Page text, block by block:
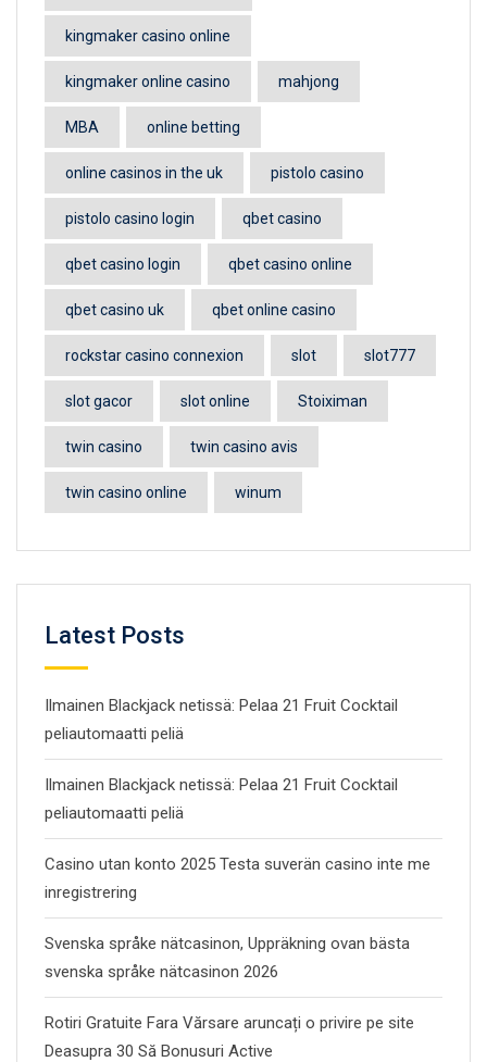
kingmaker casino online
kingmaker online casino mahjong
MBA online betting
online casinos in the uk pistolo casino
pistolo casino login qbet casino
qbet casino login qbet casino online
qbet casino uk qbet online casino
rockstar casino connexion slot slot777
slot gacor slot online Stoiximan
twin casino twin casino avis
twin casino online winum
Latest Posts
Ilmainen Blackjack netissä: Pelaa 21 Fruit Cocktail
peliautomaatti peliä
Ilmainen Blackjack netissä: Pelaa 21 Fruit Cocktail
peliautomaatti peliä
Casino utan konto 2025 Testa suverän casino inte me
inregistrering
Svenska språke nätcasinon, Uppräkning ovan bästa
svenska språke nätcasinon 2026
Rotiri Gratuite Fara Vărsare aruncați o privire pe site
Deasupra 30 Să Bonusuri Active